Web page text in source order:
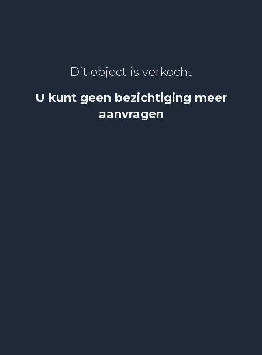
Dit object is verkocht
U kunt geen bezichtiging meer
aanvragen